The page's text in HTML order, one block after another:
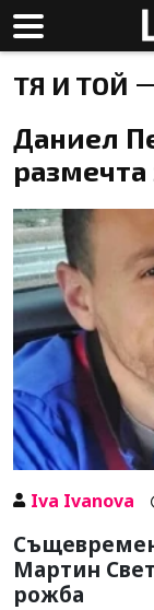
ТЯ И ТОЙ
Даниел
размечта
Iva Ivanova
Мартин
рожба